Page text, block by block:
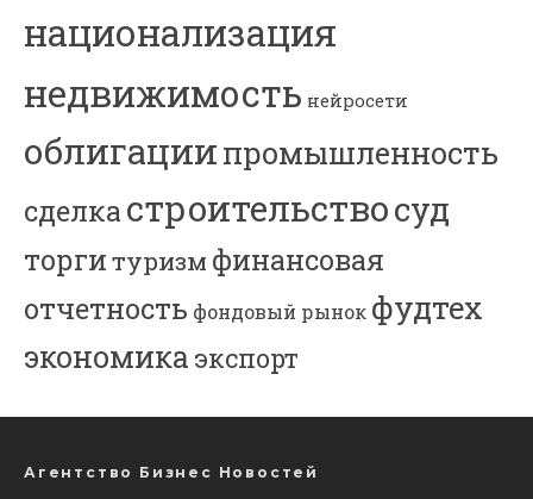
национализация
недвижимость нейросети
облигациипромышленность
сделкастроительствосуд
торгитуризм финансовая
отчетность фондовый рынок фудтех
экономика экспорт
Агентство Бизнес Новостей